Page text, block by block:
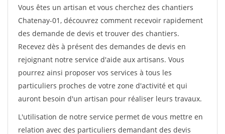
Vous êtes un artisan et vous cherchez des chantiers
Chatenay-01, découvrez comment recevoir rapidement
des demande de devis et trouver des chantiers.
Recevez dès à présent des demandes de devis en
rejoignant notre service d'aide aux artisans. Vous
pourrez ainsi proposer vos services à tous les
particuliers proches de votre zone d'activité et qui
auront besoin d'un artisan pour réaliser leurs travaux.
L'utilisation de notre service permet de vous mettre en
relation avec des particuliers demandant des devis